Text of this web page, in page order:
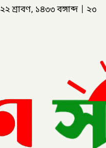
২২ শ্রাবণ, ১৪৩৩ বঙ্গাব্দ
২৩